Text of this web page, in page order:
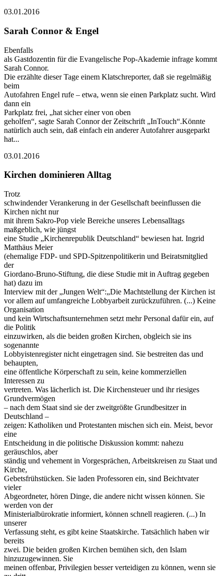
03.01.2016
Sarah Connor & Engel
Ebenfalls
als Gastdozentin für die Evangelische Pop-Akademie infrage kommt
Sarah Connor.
Die erzählte dieser Tage einem Klatschreporter, daß sie regelmäßig
beim
Autofahren Engel rufe – etwa, wenn sie einen Parkplatz sucht. Wird
dann ein
Parkplatz frei, „hat sicher einer von oben
geholfen“, sagte Sarah Connor der Zeitschrift „InTouch“.Könnte
natürlich auch sein, daß einfach ein anderer Autofahrer ausgeparkt
hat...
03.01.2016
Kirchen dominieren Alltag
Trotz
schwindender Verankerung in der Gesellschaft beeinflussen die
Kirchen nicht nur
mit ihrem Sakro-Pop viele Bereiche unseres Lebensalltags
maßgeblich, wie jüngst
eine Studie „Kirchenrepublik Deutschland“ bewiesen hat. Ingrid
Matthäus Meier
(ehemalige FDP- und SPD-Spitzenpolitikerin und Beiratsmitglied
der
Giordano-Bruno-Stiftung, die diese Studie mit in Auftrag gegeben
hat) dazu im
Interview mit der „Jungen Welt“:„Die Machtstellung der Kirchen ist
vor allem auf umfangreiche Lobbyarbeit zurückzuführen. (...) Keine
Organisation
und kein Wirtschaftsunternehmen setzt mehr Personal dafür ein, auf
die Politik
einzuwirken, als die beiden großen Kirchen, obgleich sie ins
sogenannte
Lobbyistenregister nicht eingetragen sind. Sie bestreiten das und
behaupten,
eine öffentliche Körperschaft zu sein, keine kommerziellen
Interessen zu
vertreten. Was lächerlich ist. Die Kirchensteuer und ihr riesiges
Grundvermögen
– nach dem Staat sind sie der zweitgrößte Grundbesitzer in
Deutschland –
zeigen: Katholiken und Protestanten mischen sich ein. Meist, bevor
eine
Entscheidung in die politische Diskussion kommt: nahezu
geräuschlos, aber
ständig und vehement in Vorgesprächen, Arbeitskreisen zu Staat und
Kirche,
Gebetsfrühstücken. Sie laden Professoren ein, sind Beichtvater
vieler
Abgeordneter, hören Dinge, die andere nicht wissen können. Sie
werden von der
Ministerialbürokratie informiert, können schnell reagieren. (...) In
unserer
Verfassung steht, es gibt keine Staatskirche. Tatsächlich haben wir
bereits
zwei. Die beiden großen Kirchen bemühen sich, den Islam
hinzuzugewinnen. Sie
meinen offenbar, Privilegien besser verteidigen zu können, wenn sie